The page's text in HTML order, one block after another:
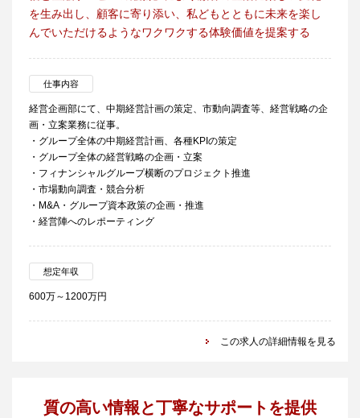
を生み出し、顧客に寄り添い、私どもとともに未来を楽し
んでいただけるようなワクワクする体験価値を提案する
仕事内容
経営企画部にて、中期経営計画の策定、市動向調査等、経営戦略の企
画・立案業務に従事。
・グループ全体の中期経営計画、各種KPIの策定
・グループ全体の経営戦略の企画・立案
・フィナンシャルグループ横断のプロジェクト推進
・市場動向調査・競合分析
・M&A・グループ資本政策の企画・推進
・経営陣へのレポーティング
想定年収
600万～1200万円
この求人の詳細情報を見る
質の高い情報と丁寧なサポートを提供